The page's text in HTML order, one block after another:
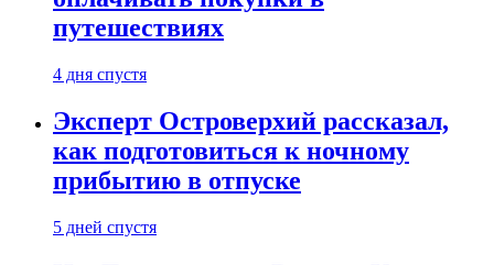
путешествиях
4 дня спустя
Эксперт Островерхий рассказал,
как подготовиться к ночному
прибытию в отпуске
5 дней спустя